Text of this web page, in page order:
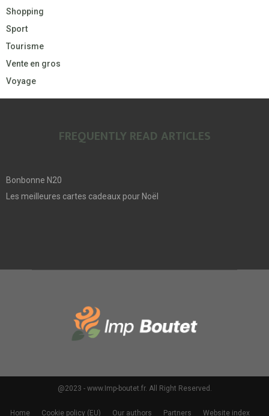
Shopping
Sport
Tourisme
Vente en gros
Voyage
FREQUENTLY READ ARTICLES
Bonbonne N20
Les meilleures cartes cadeaux pour Noël
@2023 - www.Imp-boutet.fr. All Right Reserved.
Home Cookie policy (EU) Our authors Partners Website index